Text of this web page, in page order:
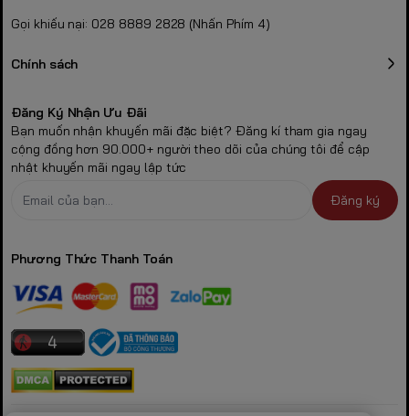
Gọi khiếu nại: 028 8889 2828 (Nhấn Phím 4)
Chính sách
Đăng Ký Nhận Ưu Đãi
Bạn muốn nhận khuyến mãi đặc biệt? Đăng kí tham gia ngay
cộng đồng hơn 90.000+ người theo dõi của chúng tôi để cập
nhật khuyến mãi ngay lập tức
Đăng ký
Phương Thức Thanh Toán